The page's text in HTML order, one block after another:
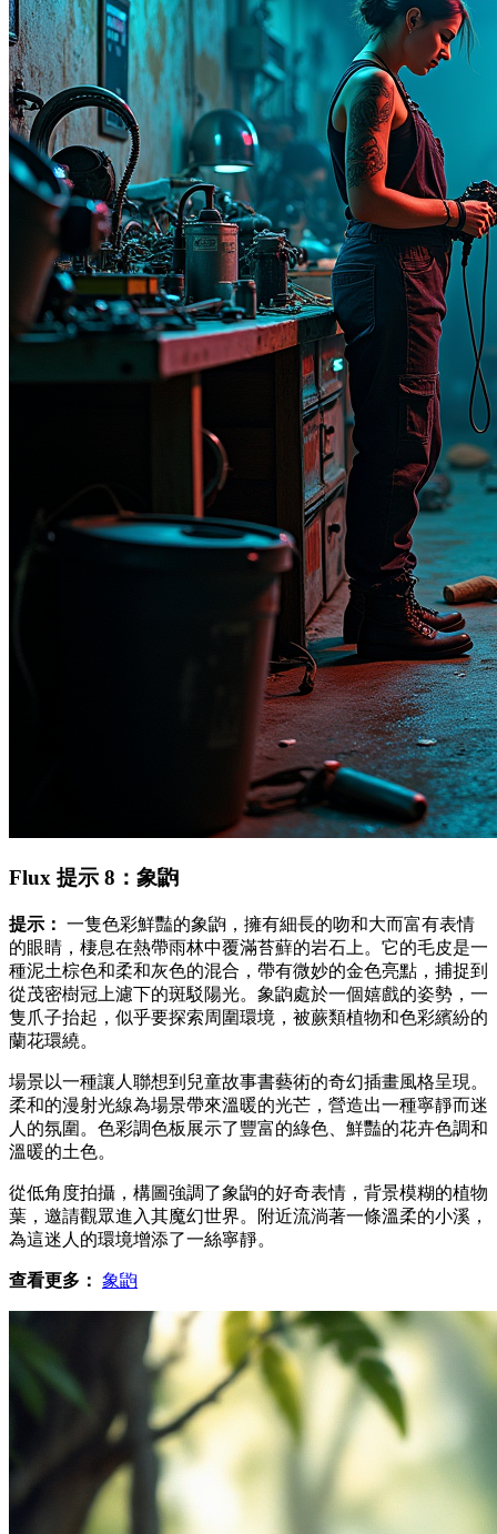
Flux 提示 8：象鼩
提示： 一隻色彩鮮豔的象鼩，擁有細長的吻和大而富有表情
的眼睛，棲息在熱帶雨林中覆滿苔蘚的岩石上。它的毛皮是一
種泥土棕色和柔和灰色的混合，帶有微妙的金色亮點，捕捉到
從茂密樹冠上濾下的斑駁陽光。象鼩處於一個嬉戲的姿勢，一
隻爪子抬起，似乎要探索周圍環境，被蕨類植物和色彩繽紛的
蘭花環繞。
場景以一種讓人聯想到兒童故事書藝術的奇幻插畫風格呈現。
柔和的漫射光線為場景帶來溫暖的光芒，營造出一種寧靜而迷
人的氛圍。色彩調色板展示了豐富的綠色、鮮豔的花卉色調和
溫暖的土色。
從低角度拍攝，構圖強調了象鼩的好奇表情，背景模糊的植物
葉，邀請觀眾進入其魔幻世界。附近流淌著一條溫柔的小溪，
為這迷人的環境增添了一絲寧靜。
查看更多： 象鼩